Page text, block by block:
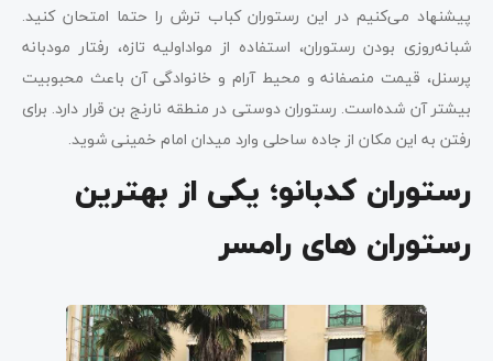
پیشنهاد می‌کنیم در این رستوران کباب ترش را حتما امتحان کنید.
شبانه‌روزی بودن رستوران، استفاده از مواداولیه تازه، رفتار مودبانه
پرسنل، قیمت منصفانه و محیط آرام و خانوادگی آن باعث محبوبیت
بیشتر آن شده‌است. رستوران دوستی در منطقه نارنج بن قرار دارد. برای
رفتن به این مکان از جاده ساحلی وارد میدان امام خمینی شوید.
رستوران کدبانو؛ یکی از بهترین
رستوران های رامسر